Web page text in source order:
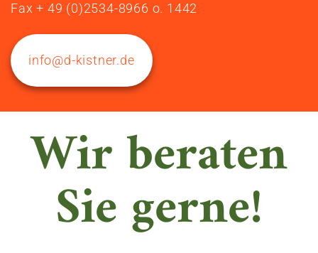
Fax + 49 (0)2534-8966 o. 1442
info@d-kistner.de
Wir beraten
Sie gerne!